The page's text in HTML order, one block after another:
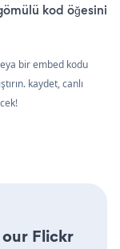
kod öğesini
bir embed kodu
kaydet, canlı
Flickr